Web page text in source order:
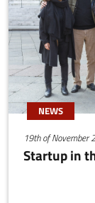
NEWS
19th of November
Startup in